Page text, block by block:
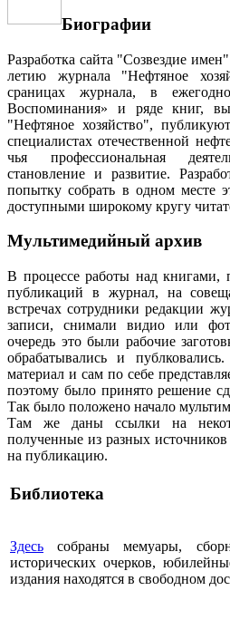
Биографии
Разработка сайта "Созвездие
летию журнала "Нефтяное
сраницах журнала, в
Воспоминания» и ряде книг,
"Нефтяное хозяйство",
специалистах отечественной
чья профессиональная
становление и развитие.
попытку собрать в одном месте
доступными широкому кругу
Мультимедийный архив
В процессе работы над книгами,
публикаций в журнал, на
встречах сотрудники редакции
записи, снимали видио или
очередь это были рабочие
обрабатывались и
материал и сам по себе
поэтому было принято решение
Так было положено начало
Там же даны ссылки на
полученные из разных источников
на публикацию.
Библиотека
Здесь собраны мемуары,
исторических очерков,
издания находятся в свободном